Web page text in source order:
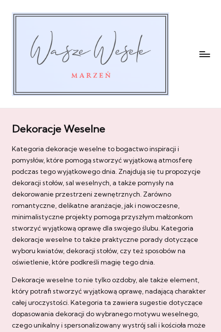
Dekoracje Weselne
Kategoria dekoracje weselne to bogactwo inspiracji i
pomysłów, które pomogą stworzyć wyjątkową atmosferę
podczas tego wyjątkowego dnia. Znajdują się tu propozycje
dekoracji stołów, sal weselnych, a także pomysły na
dekorowanie przestrzeni zewnętrznych. Zarówno
romantyczne, delikatne aranżacje, jak i nowoczesne,
minimalistyczne projekty pomogą przyszłym małżonkom
stworzyć wyjątkową oprawę dla swojego ślubu. Kategoria
dekoracje weselne to także praktyczne porady dotyczące
wyboru kwiatów, dekoracji stołów, czy też sposobów na
oświetlenie, które podkreśli magię tego dnia.
Dekoracje weselne to nie tylko ozdoby, ale także element,
który potrafi stworzyć wyjątkową oprawę, nadającą charakter
całej uroczystości. Kategoria ta zawiera sugestie dotyczące
dopasowania dekoracji do wybranego motywu weselnego,
czego unikalny i spersonalizowany wystrój sali i kościoła może